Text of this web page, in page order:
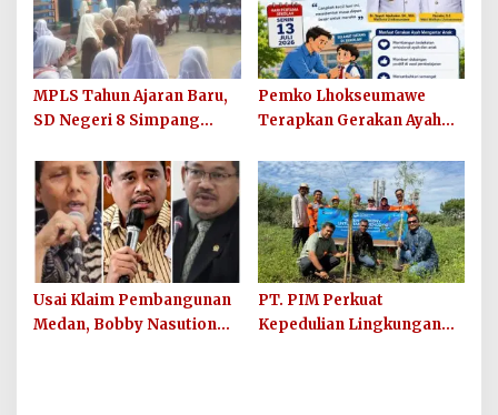
Barang Rampasan
MPLS Tahun Ajaran Baru,
SD Negeri 8 Simpang
Sekolah Berkualitas dan
Berkarakter
Pemko Lhokseumawe
Terapkan Gerakan Ayah
Sekolah
Usai Klaim Pembangunan
Medan, Bobby Nasution
PT. PIM Perkuat
Kepedulian Lingkungan